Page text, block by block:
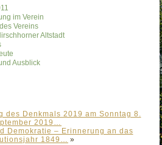
im Verein
Vereins
Altstadt
Ausblick
des Denkmals 2019 am Sonntag 8.
2019…
Demokratie – Erinnerung an das
1849… »